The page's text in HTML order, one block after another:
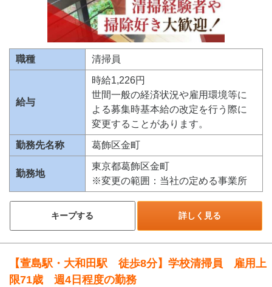
職種 清掃員
給与
時給1,226円
世間一般の経済状況や雇用環境等に
よる募集時基本給の改定を行う際に
変更することがあります。
勤務先名称 葛飾区金町
勤務地
東京都葛飾区金町
※変更の範囲：当社の定める事業所
キープする 詳しく見る
【萱島駅・大和田駅 徒歩8分】学校清掃員 雇用上
限71歳 週4日程度の勤務